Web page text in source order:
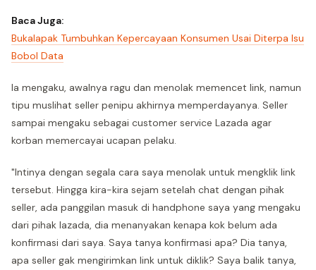
Baca Juga:
Bukalapak Tumbuhkan Kepercayaan Konsumen Usai Diterpa Isu
Bobol Data
Ia mengaku, awalnya ragu dan menolak memencet link, namun
tipu muslihat seller penipu akhirnya memperdayanya. Seller
sampai mengaku sebagai customer service Lazada agar
korban memercayai ucapan pelaku.
"Intinya dengan segala cara saya menolak untuk mengklik link
tersebut. Hingga kira-kira sejam setelah chat dengan pihak
seller, ada panggilan masuk di handphone saya yang mengaku
dari pihak lazada, dia menanyakan kenapa kok belum ada
konfirmasi dari saya. Saya tanya konfirmasi apa? Dia tanya,
apa seller gak mengirimkan link untuk diklik? Saya balik tanya,